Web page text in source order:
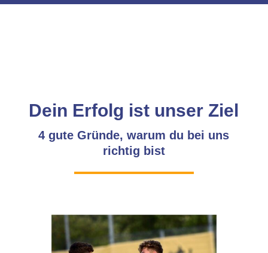
Dein Erfolg ist unser Ziel
4 gute Gründe, warum du bei uns
richtig bist